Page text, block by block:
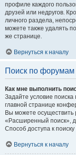
профиле каждого
друзей или недругов.
личного раздела,
можете также удалять
же странице.
Вернуться к началу
Поиск по форумам
Как мне выполнить
Задайте условие
главной странице
Вы можете осуществить
«Расширенный поиск»,
Способ доступа к
Вернуться к началу